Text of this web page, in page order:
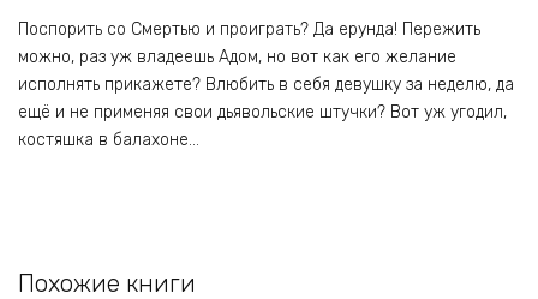
Поспорить со Смертью и проиграть? Да ерунда! Пережить
можно, раз уж владеешь Адом, но вот как его желание
исполнять прикажете? Влюбить в себя девушку за неделю, да
ещё и не применяя свои дьявольские штучки? Вот уж угодил,
костяшка в балахоне…
Похожие книги